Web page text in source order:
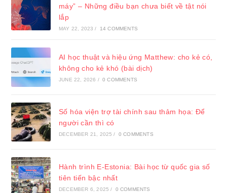
máy” – Những điều bạn chưa biết về tật nói
lắp
MAY 22, 2023 / 14 COMMENTS
AI học thuật và hiệu ứng Matthew: cho kẻ có,
không cho kẻ khó (bài dịch)
JUNE 22, 2026 / 0 COMMENTS
Số hóa viện trợ tài chính sau thảm họa: Để
người cần thì có
DECEMBER 21, 2025 / 0 COMMENTS
Hành trình E-Estonia: Bài học từ quốc gia số
tiên tiến bậc nhất
DECEMBER 6, 2025 / 0 COMMENTS